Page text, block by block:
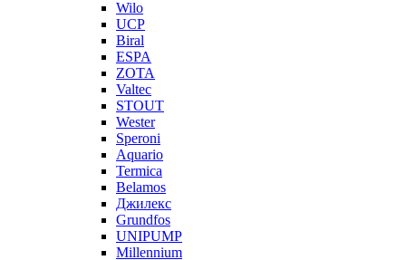
Wilo
UCP
Biral
ESPA
ZOTA
Valtec
STOUT
Wester
Speroni
Aquario
Termica
Belamos
Джилекс
Grundfos
UNIPUMP
Millennium